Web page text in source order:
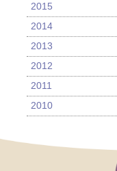
2015
2014
2013
2012
2011
2010